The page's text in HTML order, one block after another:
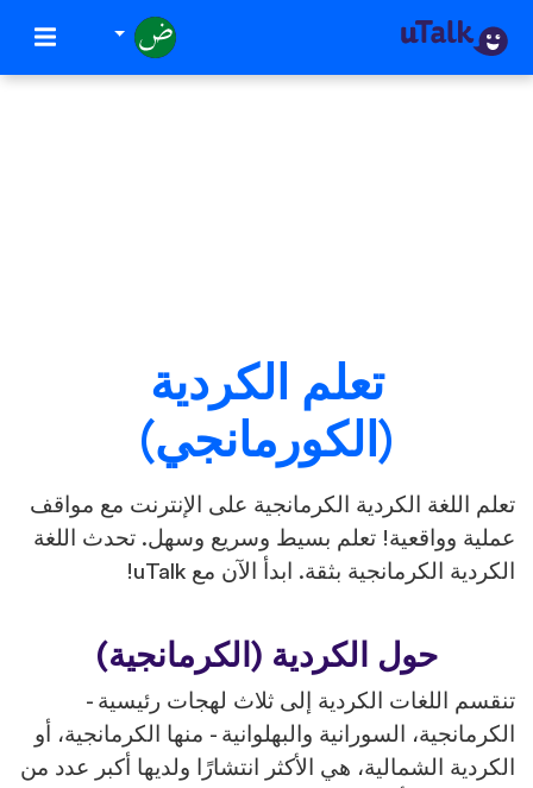
تعلم الكردية
(الكورمانجي)
تعلم اللغة الكردية الكرمانجية على الإنترنت مع مواقف
عملية وواقعية! تعلم بسيط وسريع وسهل. تحدث اللغة
الكردية الكرمانجية بثقة. ابدأ الآن مع uTalk!
حول الكردية (الكرمانجية)
تنقسم اللغات الكردية إلى ثلاث لهجات رئيسية -
الكرمانجية، السورانية والبهلوانية - منها الكرمانجية، أو
الكردية الشمالية، هي الأكثر انتشارًا ولديها أكبر عدد من